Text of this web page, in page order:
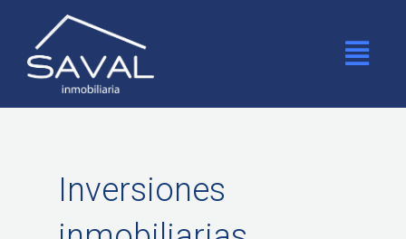
contenido
Menú
Inversiones